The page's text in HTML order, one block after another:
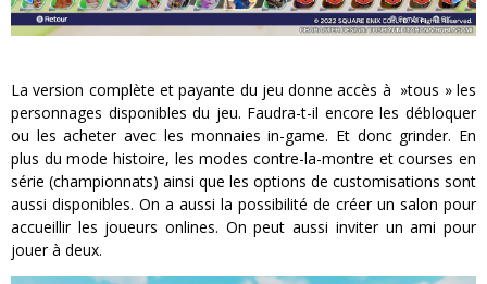
La version complète et payante du jeu donne accès à »tous » les
personnages disponibles du jeu. Faudra-t-il encore les débloquer
ou les acheter avec les monnaies in-game. Et donc grinder. En
plus du mode histoire, les modes contre-la-montre et courses en
série (championnats) ainsi que les options de customisations sont
aussi disponibles. On a aussi la possibilité de créer un salon pour
accueillir les joueurs onlines. On peut aussi inviter un ami pour
jouer à deux.